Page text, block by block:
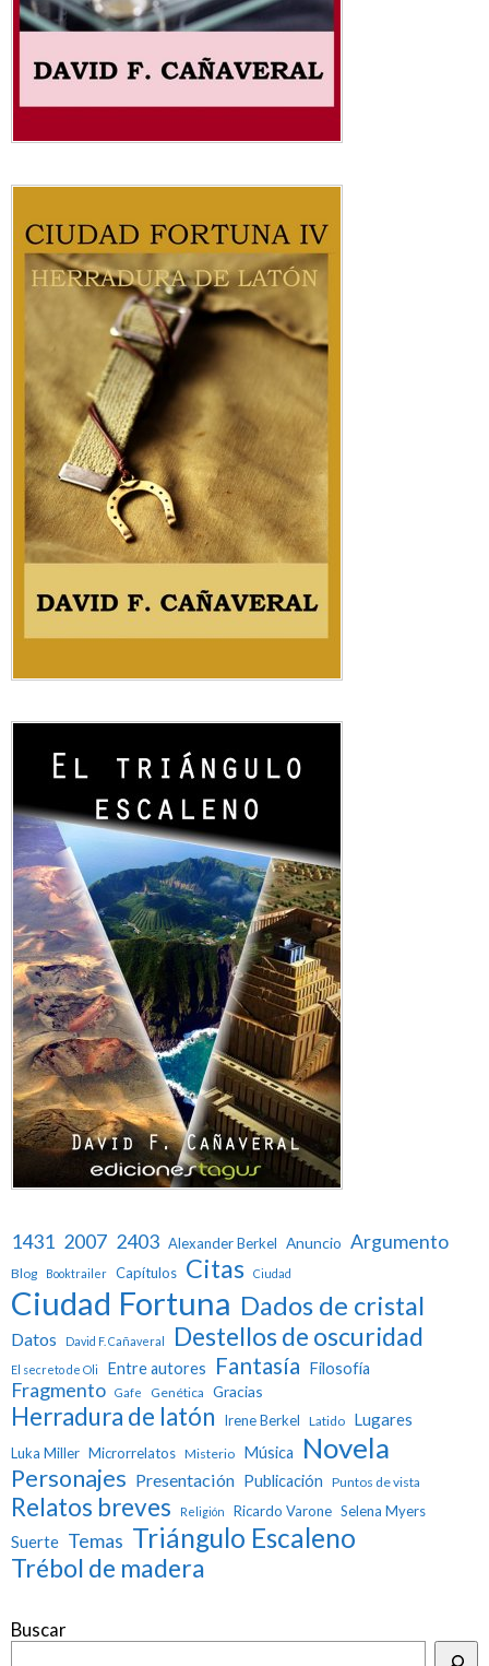
1431 2007 2403 Alexander Berkel Anuncio Argumento
Blog Booktrailer Capítulos Citas Ciudad
Ciudad Fortuna Dados de cristal
Datos David F. Cañaveral Destellos de oscuridad
El secreto de Oli Entre autores Fantasía Filosofía
Fragmento Gafe Genética Gracias
Herradura de latón Irene Berkel Latido Lugares
Luka Miller Microrrelatos Misterio Música Novela
Personajes Presentación Publicación Puntos de vista
Relatos breves Religión Ricardo Varone Selena Myers
Suerte Temas Triángulo Escaleno
Trébol de madera
Buscar